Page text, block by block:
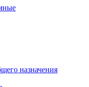
назначения